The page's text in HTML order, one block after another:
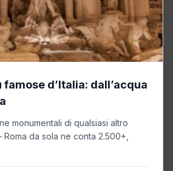
famose d’Italia: dall’acqua
monumentali di qualsiasi altro
da sola ne conta 2.500+,